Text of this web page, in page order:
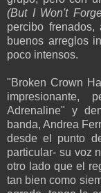
(But I Won't
percibo frenados,
buenos arreglos
poco intensos.
"Broken Crown
Adrenaline" y
banda, Andrea
desde el punto
particular- su voz
otro lado que el
tan bien como